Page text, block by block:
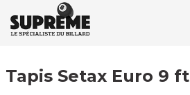
Tapis Setax Euro 9 ft